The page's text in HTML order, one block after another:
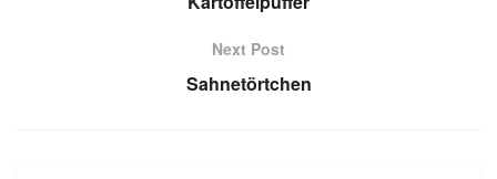
Next Post
Sahnetörtchen